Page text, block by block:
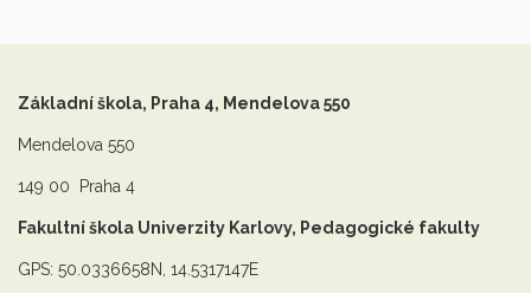
Základní škola, Praha 4, Mendelova 550
Mendelova 550
149 00 Praha 4
Fakultní škola Univerzity Karlovy, Pedagogické fakulty
GPS: 50.0336658N, 14.5317147E